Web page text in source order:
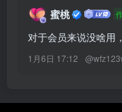
蜜桃
对于会员来说没啥用
1月6日 17:12 @